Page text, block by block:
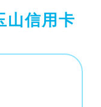
山信用卡